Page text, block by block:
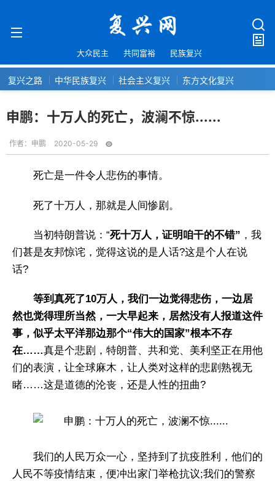
大众民主 共同富裕 民族复兴
复兴之路 中华民族复兴 社会主义复兴 东方文化复兴
申鹏：十万人的死亡，波澜不惊......
作者： 申鹏 2020-05-29
死亡是一件令人悲伤的事情。
死了十万人，那就是人间惨剧。
当初特朗普说：“死十万人，证明咱干的不错” ，我
们甚是友邦惊诧，觉得这说的是人话?这是个人在说
话?
等到真死了10万人，我们一边觉得悲伤，一边居
然也觉得理所当然，一大早起来，居然没有人报道这件
事，似乎太平洋那边那个“伟大的国家”根本不存
在……真是个悲剧，特朗普、共和党、美利坚正在用他
们的表演，让全球麻木，让人类对这样的悲剧熟视无
睹……这是道德的沦丧，还是人性的扭曲?
我们的人民万众一心，坚持到了抗疫胜利，他们的
人民不等疫情结束，便冲出家门举枪抗议;我们的警察